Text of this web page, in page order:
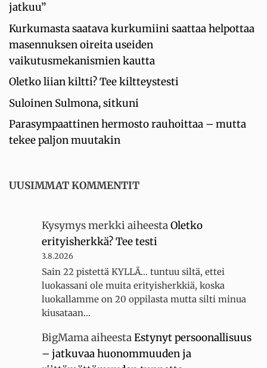
jatkuu”
Kurkumasta saatava kurkumiini saattaa helpottaa
masennuksen oireita useiden
vaikutusmekanismien kautta
Oletko liian kiltti? Tee kiltteystesti
Suloinen Sulmona, sitkuni
Parasympaattinen hermosto rauhoittaa – mutta
tekee paljon muutakin
UUSIMMAT KOMMENTIT
Kysymys merkki aiheestaOletko
erityisherkkä? Tee testi
3.8.2026
Sain 22 pistettä KYLLÄ... tuntuu siltä, ettei
luokassani ole muita erityisherkkiä, koska
luokallamme on 20 oppilasta mutta silti minua
kiusataan…
BigMamaaiheestaEstynyt persoonallisuus
– jatkuvaa huonommuuden ja